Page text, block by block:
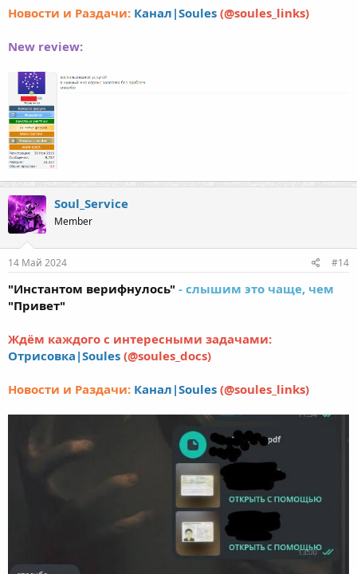
Новости и Раздачи: Канал|Soules (@soules_links)
New review:
Soul_Service
Member
14 Май 2024 #14
"Инстантом верифнулось" - слышим это чаще, чем
"Привет"
Ждём каждого с интересными задачами:
Отрисовка|Soules (@soules_docs)
Новости и Раздачи: Канал|Soules (@soules_links)